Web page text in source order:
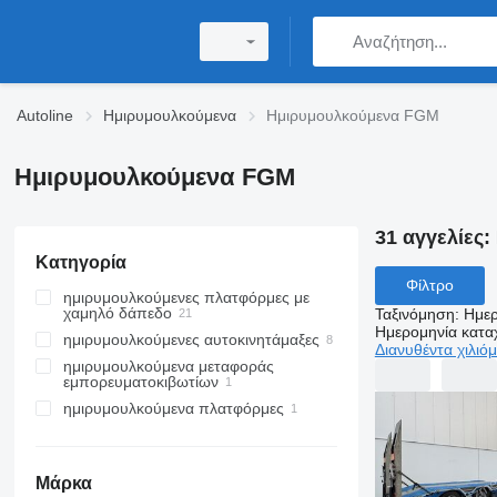
Autoline Ημιρυμουλκούμενα Ημιρυμουλκούμενα FGM
Ημιρυμουλκούμενα FGM
Κατηγορία
ημιρυμουλκούμενες πλατφόρμες με
χαμηλό δάπεδο
ημιρυμουλκούμενες αυτοκινητάμαξες
ημιρυμουλκούμενα μεταφοράς
εμπορευματοκιβωτίων
ημιρυμουλκούμενα πλατφόρμες
Μάρκα
31 αγγελίες:
Φίλτρο
Ταξινόμηση:
Ημερομηνία
Διανυθέντα